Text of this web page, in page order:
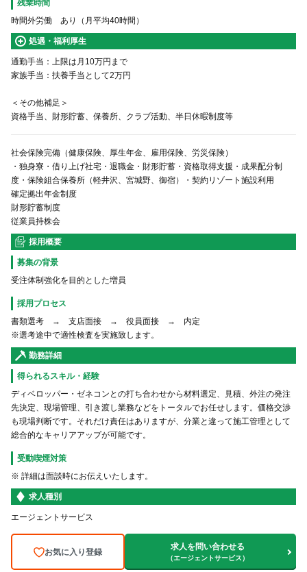
残業時間
時間外労働 あり（月平均40時間）
処遇・福利厚生
通勤手当：上限は月10万円まで
家族手当：扶養手当として2万円
＜その他補足＞
資格手当、財形貯蓄、保養所、クラブ活動、半日休暇制度等
社会保険完備（健康保険、厚生年金、雇用保険、労災保険）
・独身寮・借り上げ社宅・退職金・財形貯蓄・資格取得支援・成果配分制
度・保険組合保養所（軽井沢、宮城野、御宿）・契約リゾート施設利用
確定拠出年金制度
財形貯蓄制度
従業員持株会
採用概要
募集の背景
受注体制強化を目的とした増員
採用プロセス
書類選考 → 支店面接 → 役員面接 → 内定
※選考途中で適性検査を実施致します。
勤務詳細
得られるスキル・経験
ディベロッパー・ゼネコンとの打ち合わせから材料選定、見積、外注の発注
先決定、現場管理、引き渡し業務などをトータルでお任せします。価格交渉
も現場判断です。それだけ責任はありますが、分業と違って施工管理として
総合的なキャリアアップが可能です。
受動喫煙対策
※ 詳細は面談時にお伝えいたします。
求人種別
エージェントサービス
お気に入り登録
求人を問い合わせる
（エージェントサービス）